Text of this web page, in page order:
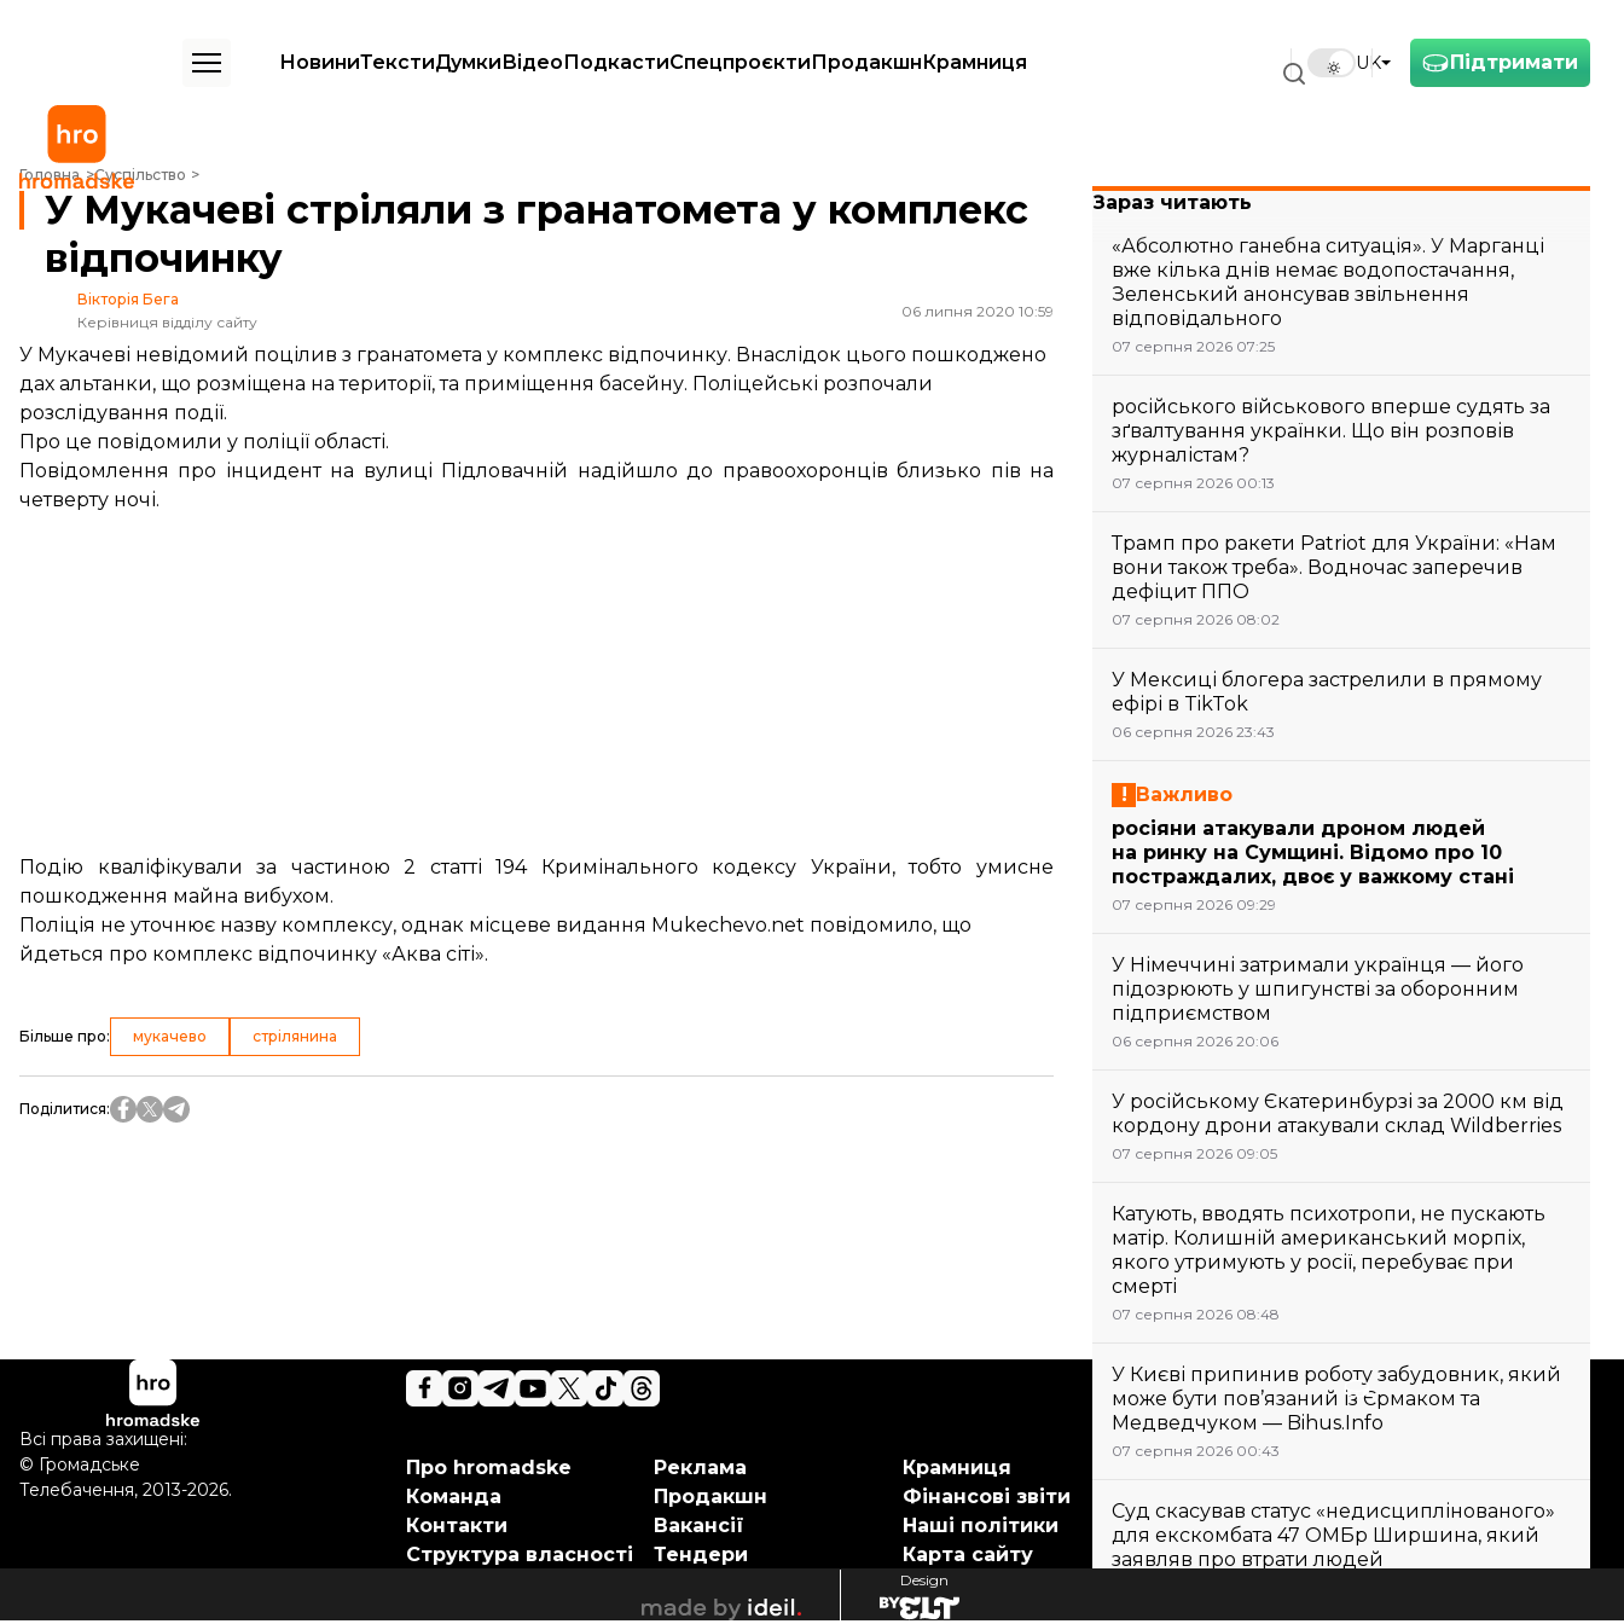
Підтримати
UK
НовиниТекстиДумкиВідеоПодкастиСпецпроєктиПродакшнКрамниця
Головна Суспільство
У Мукачеві стріляли з гранатомета у комплекс відпочинку
У Мукачеві стріляли з гранатомета у комплекс
відпочинку
Вікторія Бега
Керівниця відділу сайту
06 липня 2020 10:59
У Мукачеві невідомий поцілив з гранатомета у комплекс відпочинку. Внаслідок цього пошкоджено
дах альтанки, що розміщена на території, та приміщення басейну. Поліцейські розпочали
розслідування події.
Про це повідомили у поліції області.
Повідомлення про інцидент на вулиці Підловачній надійшло до правоохоронців близько пів на
четверту ночі.
Подію кваліфікували за частиною 2 статті 194 Кримінального кодексу України, тобто умисне
пошкодження майна вибухом.
Поліція не уточнює назву комплексу, однак місцеве видання Mukechevo.net повідомило, що
йдеться про комплекс відпочинку «Аква сіті».
Більше про: мукачево стрілянина
Поділитися:
Зараз читають
«Абсолютно ганебна ситуація». У Марганці
вже кілька днів немає водопостачання,
Зеленський анонсував звільнення
відповідального
07 серпня 2026 07:25
російського військового вперше судять за
зґвалтування українки. Що він розповів
журналістам?
07 серпня 2026 00:13
Трамп про ракети Patriot для України: «Нам
вони також треба». Водночас заперечив
дефіцит ППО
07 серпня 2026 08:02
У Мексиці блогера застрелили в прямому
ефірі в TikTok
06 серпня 2026 23:43
Важливо
росіяни атакували дроном людей
на ринку на Сумщині. Відомо про 10
постраждалих, двоє у важкому стані
07 серпня 2026 09:29
У Німеччині затримали українця — його
підозрюють у шпигунстві за оборонним
підприємством
06 серпня 2026 20:06
У російському Єкатеринбурзі за 2000 км від
кордону дрони атакували склад Wildberries
07 серпня 2026 09:05
Катують, вводять психотропи, не пускають
матір. Колишній американський морпіх,
якого утримують у росії, перебуває при
смерті
07 серпня 2026 08:48
У Києві припинив роботу забудовник, який
може бути пов’язаний із Єрмаком та
Медведчуком — Bihus.Info
07 серпня 2026 00:43
Суд скасував статус «недисциплінованого»
для екскомбата 47 ОМБр Ширшина, який
заявляв про втрати людей
Підтримати
Ми працюємо для тебе та
завдяки тобі. Будь нашим
другом
Про hromadske
Команда
Контакти
Структура власності
Реклама
Продакшн
Вакансії
Тендери
Крамниця
Фінансові звіти
Наші політики
Карта сайту
Всі права захищені:
© Громадське
Телебачення, 2013-2026.
ideil
Design
elt